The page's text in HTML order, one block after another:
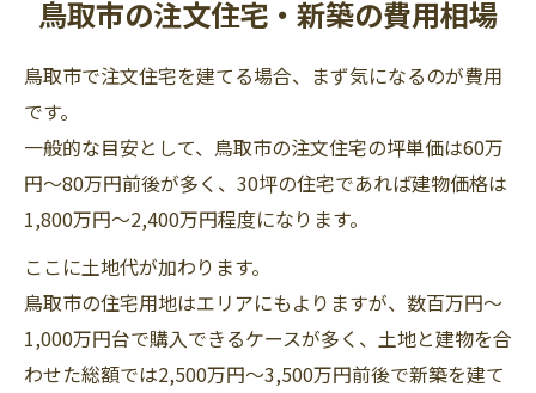
鳥取市の注文住宅・新築の費用相場
鳥取市で注文住宅を建てる場合、まず気になるのが費用
です。
一般的な目安として、鳥取市の注文住宅の坪単価は60万
円～80万円前後が多く、30坪の住宅であれば建物価格は
1,800万円～2,400万円程度になります。
ここに土地代が加わります。
鳥取市の住宅用地はエリアにもよりますが、数百万円～
1,000万円台で購入できるケースが多く、土地と建物を合
わせた総額では2,500万円～3,500万円前後で新築を建て